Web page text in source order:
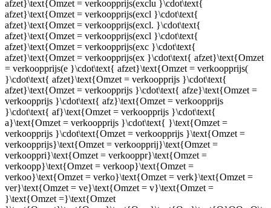
afzet}\text{Omzet = verkoopprijs(exclu }\cdot\text{
afzet}\text{Omzet = verkoopprijs(excl }\cdot\text{
afzet}\text{Omzet = verkoopprijs(excl. }\cdot\text{
afzet}\text{Omzet = verkoopprijs(excl }\cdot\text{
afzet}\text{Omzet = verkoopprijs(exc }\cdot\text{
afzet}\text{Omzet = verkoopprijs(ex }\cdot\text{ afzet}\text{Omzet
= verkoopprijs(e }\cdot\text{ afzet}\text{Omzet = verkoopprijs(
}\cdot\text{ afzet}\text{Omzet = verkoopprijs }\cdot\text{
afzet}\text{Omzet = verkoopprijs }\cdot\text{ afze}\text{Omzet =
verkoopprijs }\cdot\text{ afz}\text{Omzet = verkoopprijs
}\cdot\text{ af}\text{Omzet = verkoopprijs }\cdot\text{
a}\text{Omzet = verkoopprijs }\cdot\text{ }\text{Omzet =
verkoopprijs }\cdot\text{Omzet = verkoopprijs }\text{Omzet =
verkoopprijs}\text{Omzet = verkoopprij}\text{Omzet =
verkooppri}\text{Omzet = verkooppr}\text{Omzet =
verkoopp}\text{Omzet = verkoop}\text{Omzet =
verkoo}\text{Omzet = verko}\text{Omzet = verk}\text{Omzet =
ver}\text{Omzet = ve}\text{Omzet = v}\text{Omzet =
}\text{Omzet =}\text{Omzet